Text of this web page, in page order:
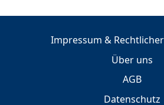
Impressum &
Über uns
AGB
Datenschutz